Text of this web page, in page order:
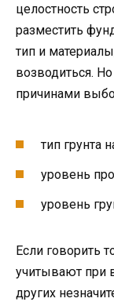
целостность
разместить
тип и
возводиться.
причинами
тип грунта
уровень
уровень
Если говорить
учитывают при
других